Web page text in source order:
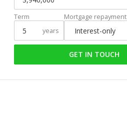
Term
years
Mortgage repayment
GET IN TOUCH